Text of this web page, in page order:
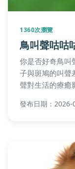
1360次瀏覽
鳥叫聲咕咕
你是否好奇鳥叫
子與斑鳩的叫聲
聲對生活的療癒
發布日期：2026-